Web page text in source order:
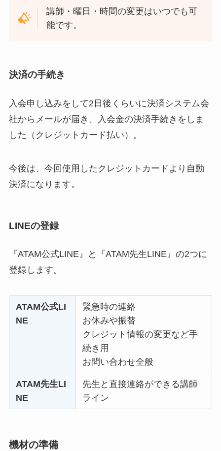
講師・曜日・時間の変更はいつでも可
能です。
決済の手続き
入会申し込みをして2日後くらいに決済システム会
社からメールが届き、入会金の決済手続きをしま
した（クレジットカード払い）。
今後は、今回使用したクレジットカードより自動
決済になります。
LINEの登録
『ATAM公式LINE』と『ATAM先生LINE』の2つに
登録します。
ATAM公式LI
NE
緊急時の連絡
お休みや振替
クレジット情報の変更など手
続き用
お問い合わせ全般
ATAM先生LI
NE
先生と直接連絡ができる講師
ライン
機材の準備